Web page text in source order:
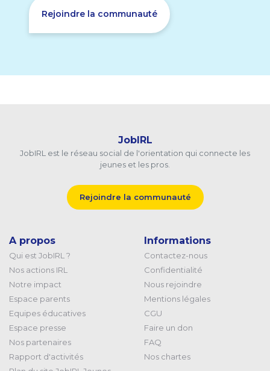
Rejoindre la communauté
JobIRL
JobIRL est le réseau social de l'orientation qui connecte les
jeunes et les pros.
Rejoindre la communauté
A propos
Qui est JobIRL ?
Nos actions IRL
Notre impact
Espace parents
Equipes éducatives
Espace presse
Nos partenaires
Rapport d'activités
Informations
Contactez-nous
Confidentialité
Nous rejoindre
Mentions légales
CGU
Faire un don
FAQ
Nos chartes